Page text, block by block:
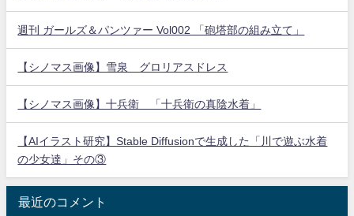
週刊 ガールズ＆パンツァー Vol002 「砲塔部の組み立て」
【シノマス画像】雪泉 グロリアスドレス
【シノマス画像】十兵衛 「十兵衛の真陰水着」
【AIイラスト研究】Stable Diffusionで生成した「川で遊ぶ水着
の少女達」その③
最近のコメント